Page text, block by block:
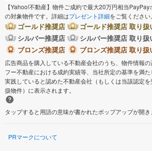
【Yahoo!不動産】物件ご成約で最大20万円相当PayPay
の対象物件です。詳細はプレゼント詳細をご覧ください。
ゴールド推奨店
ゴールド推奨店 取り扱
シルバー推奨店
シルバー推奨店 取り扱
ブロンズ推奨店
ブロンズ推奨店 取り扱
広告商品を購入している不動産会社のうち、物件情報
フー不動産における成約実績等、当社所定の基準を満
実践していると認めた不動産会社（もしくは当該認定
扱物件）に表示されます。
タップすると用語の意味が書かれたポップアップが開き
PRマークについて